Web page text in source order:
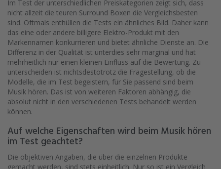
Im Test der unterschiedlichen Preiskategorien zeigt sich, dass
nicht allzeit die teuren Surround Boxen die Vergleichsbesten
sind. Oftmals enthüllen die Tests ein ähnliches Bild. Daher kann
das eine oder andere billigere Elektro-Produkt mit den
Markennamen konkurrieren und bietet ähnliche Dienste an. Die
Differenz in der Qualität ist unterdies sehr marginal und hat
mehrheitlich nur einen kleinen Einfluss auf die Bewertung. Zu
unterscheiden ist nichtsdestotrotz die Fragestellung, ob die
Modelle, die im Test begeistern, für Sie passend sind beim
Musik hören. Das ist von weiteren Faktoren abhängig, die
absolut nicht in den verschiedenen Tests behandelt werden
können.
Auf welche Eigenschaften wird beim Musik hören
im Test geachtet?
Die objektiven Angaben, die über die einzelnen Produkte
gemacht werden, sind stets einheitlich. Nur so ist ein Vergleich